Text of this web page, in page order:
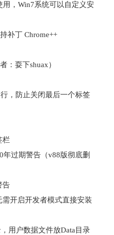
，Win7系统可以自定义安
补丁 Chrome++
：耍下shuax）
，防止关闭最后一个标签
栏
过期警告（v88版彻底删
告
开启开发者模式直接安装
用户数据文件放Data目录